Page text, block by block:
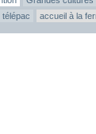
télépac accueil à la